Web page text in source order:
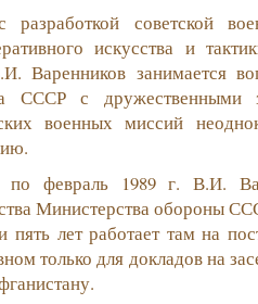
разработкой советской
искусства и
Варенников занимается
СССР с
военных миссий
февраль 1989 г. В.И.
Министерства обороны
пять лет работает там на
только для докладов на